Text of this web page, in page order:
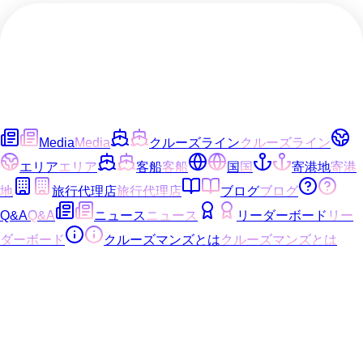
MediaMedia クルーズラインクルーズライン
エリアエリア 客船客船 国国 寄港地寄港
地
旅行代理店旅行代理店 ブログブログ
Q&AQ&A ニュース ニュース リーダーボード リー
ダーボード
クルーズマンズとはクルーズマンズとは